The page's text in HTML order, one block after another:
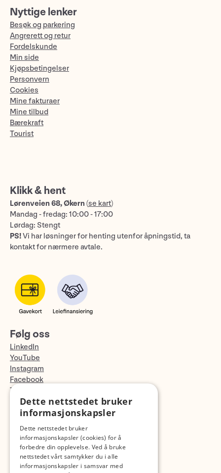
Nyttige lenker
Besøk og parkering
Angrerett og retur
Fordelskunde
Min side
Kjøpsbetingelser
Personvern
Cookies
Mine fakturaer
Mine tilbud
Bærekraft
Tourist
Klikk & hent
Lørenveien 68, Økern (se kart)
Mandag - fredag: 10:00 - 17:00
Lørdag: Stengt
PS!Vi har løsninger for henting utenfor åpningstid, ta
kontakt for nærmere avtale.
Følg oss
LinkedIn
YouTube
Instagram
Facebook
TikTok
Fotopodden
Dette nettstedet bruker
informasjonskapsler
Dette nettstedet bruker
informasjonskapsler (cookies) for å
forbedre din opplevelse. Ved å bruke
nettstedet vårt samtykker du i alle
informasjonskapsler i samsvar med